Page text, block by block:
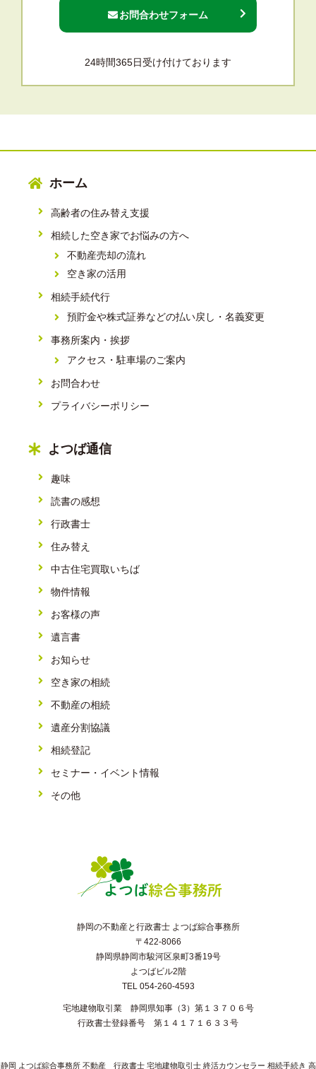
お問合わせフォーム
24時間365日受け付けております
ホーム
高齢者の住み替え支援
相続した空き家でお悩みの方へ
不動産売却の流れ
空き家の活用
相続手続代行
預貯金や株式証券などの払い戻し・名義変更
事務所案内・挨拶
アクセス・駐車場のご案内
お問合わせ
プライバシーポリシー
よつば通信
趣味
読書の感想
行政書士
住み替え
中古住宅買取いちば
物件情報
お客様の声
遺言書
お知らせ
空き家の相続
不動産の相続
遺産分割協議
相続登記
セミナー・イベント情報
その他
静岡の不動産と行政書士 よつば綜合事務所
〒422-8066
静岡県静岡市駿河区泉町3番19号
よつばビル2階
TEL 054-260-4593
宅地建物取引業 静岡県知事（3）第１３７０６号
行政書士登録番号 第１４１７１６３３号
静岡 よつば綜合事務所 不動産 行政書士 宅地建物取引士 終活カウンセラー 相続手続き 高